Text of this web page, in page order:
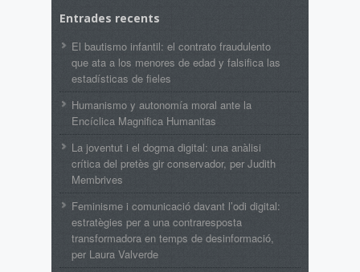
Entrades recents
El bautismo infantil: el contrato fraudulento
que ata a los menores de edad y falsifica las
estadísticas de fieles
Humanismo y autonomía moral ante la
Encíclica Magnifica Humanitas
La joventut i el dogma digital: una anàlisi
crítica del pretès gir conservador, per Judith
Membrives
Feminisme i comunicació davant l’odi digital:
estratègies per a una contraresposta
transformadora en temps de desinformació,
per Laura Valverde